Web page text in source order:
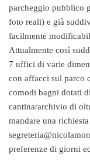
parcheggio pubblico
foto reali) e già
facilmente
Attualmente così
7 uffici di varie
con affacci sul parco
comodi bagni dotati
cantina/archivio di
mandare una
preferenze di giorni